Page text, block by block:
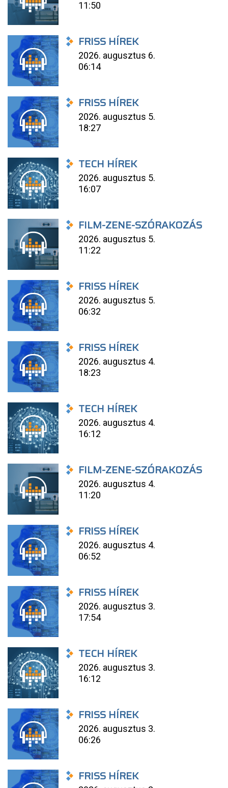
11:50
FRISS HÍREK
2026. augusztus 6.
06:14
FRISS HÍREK
2026. augusztus 5.
18:27
TECH HÍREK
2026. augusztus 5.
16:07
FILM-ZENE-SZÓRAKOZÁS
2026. augusztus 5.
11:22
FRISS HÍREK
2026. augusztus 5.
06:32
FRISS HÍREK
2026. augusztus 4.
18:23
TECH HÍREK
2026. augusztus 4.
16:12
FILM-ZENE-SZÓRAKOZÁS
2026. augusztus 4.
11:20
FRISS HÍREK
2026. augusztus 4.
06:52
FRISS HÍREK
2026. augusztus 3.
17:54
TECH HÍREK
2026. augusztus 3.
16:12
FRISS HÍREK
2026. augusztus 3.
06:26
FRISS HÍREK